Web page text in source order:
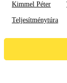
Kimmel Péter
Teljesítménytúra